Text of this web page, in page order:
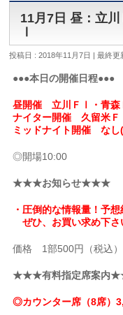
11月7日 昼：立
投稿日 : 2018年11月7日 最終更
●●●本日の開催日程●●●
昼開催 立川ＦⅠ・青森
ナイター開催 久留米Ｆ
ミッドナイト開催 なし
◎開場10:00
★★★お知らせ★★★
・圧倒的な情報量！予
ぜひ、お買い求め下さ
価格 1部500円（税込）
★★★有料指定席案内
◎カウンター席（8席